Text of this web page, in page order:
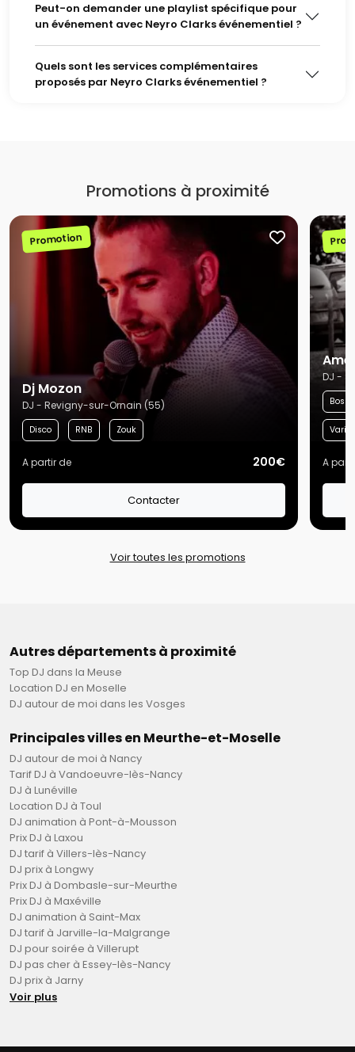
Peut-on demander une playlist spécifique pour
un événement avec Neyro Clarks événementiel ?
Quels sont les services complémentaires
proposés par Neyro Clarks événementiel ?
Promotions à proximité
Promotion
Dj Mozon
DJ - Revigny-sur-Ornain (55)
Disco RNB Zouk
A partir de 200€
Contacter
DJ -
A
Voir toutes les promotions
Autres départements à proximité
Top DJ dans la Meuse
Location DJ en Moselle
DJ autour de moi dans les Vosges
Principales villes en Meurthe-et-Moselle
DJ autour de moi à Nancy
Tarif DJ à Vandoeuvre-lès-Nancy
DJ à Lunéville
Location DJ à Toul
DJ animation à Pont-à-Mousson
Prix DJ à Laxou
DJ tarif à Villers-lès-Nancy
DJ prix à Longwy
Prix DJ à Dombasle-sur-Meurthe
Prix DJ à Maxéville
DJ animation à Saint-Max
DJ tarif à Jarville-la-Malgrange
DJ pour soirée à Villerupt
DJ pas cher à Essey-lès-Nancy
DJ prix à Jarny
Voir plus